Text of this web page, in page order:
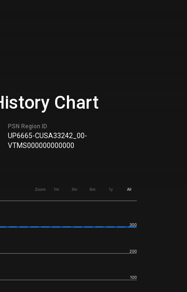
Chart
PSN Region ID
UP6665-CUSA33242_00-
VTMS000000000000
Zoom 1m 3m 6m 1y All
100
200
300